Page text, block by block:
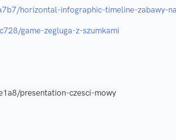
horizontal-infographic-timeline-zabawy-
game-zegluga-z-szumkami
presentation-czesci-mowy